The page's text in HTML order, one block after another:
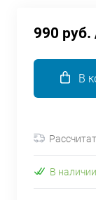
990 руб.
В
В наличии
по25 %